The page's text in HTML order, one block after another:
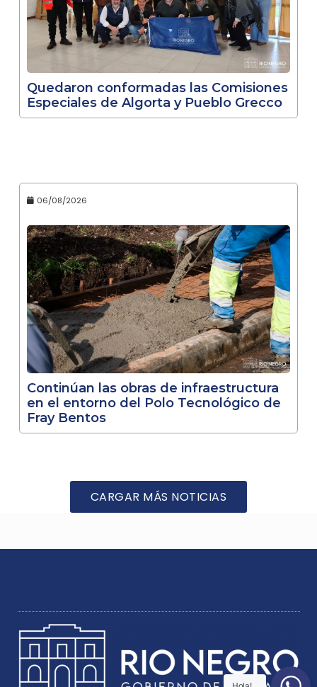
Quedaron conformadas las Comisiones
Especiales de Algorta y Pueblo Grecco
06/08/2026
Continúan las obras de infraestructura
en el entorno del Polo Tecnológico de
Fray Bentos
CARGAR MÁS NOTICIAS